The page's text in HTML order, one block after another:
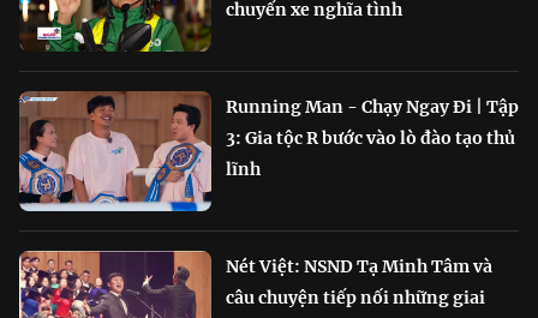
chuyến xe nghĩa tình
Running Man - Chạy Ngay Đi | Tập
3: Gia tộc R bước vào lò đào tạo thủ
lĩnh
Nét Việt: NSND Tạ Minh Tâm và
câu chuyện tiếp nối những giai